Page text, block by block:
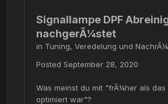
Signallampe DPF
nachgerÃ¼stet
in Tuning, Veredelung und
Posted September 28, 2020
Was meinst du mit "frÃ¼her als das
optimiert war"?